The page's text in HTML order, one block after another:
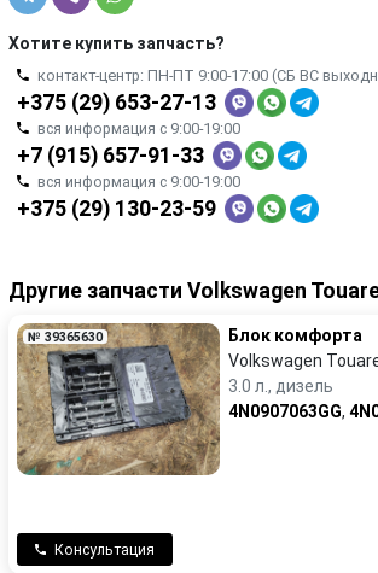
Хотите купить запчасть?
контакт-центр: ПН-ПТ 9:00-17:00 (СБ ВС
+375 (29) 653-27-13
вся информация с 9:00-19:00
+7 (915) 657-91-33
вся информация с 9:00-19:00
+375 (29) 130-23-59
Другие запчасти Volkswagen
№ 39365630
Блок комфорта
Volkswagen
3.0 л., дизель
4N0907063GG,
Консультация